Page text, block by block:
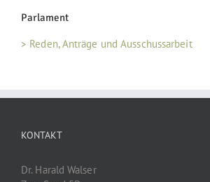
Parlament
> Reden, Anträge und Ausschussarbeit
KONTAKT
Dr. Harald Walser